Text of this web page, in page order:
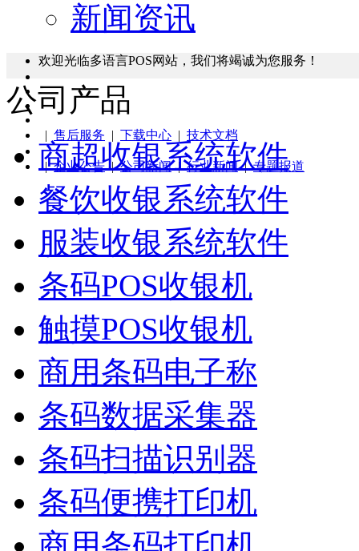
新闻资讯
欢迎光临多语言POS网站，我们将竭诚为您服务！
| 售后服务 | 下载中心 | 技术文档
|企业公告|公司新闻|行业新闻|专题报道
公司产品
商超收银系统软件
餐饮收银系统软件
服装收银系统软件
条码POS收银机
触摸POS收银机
商用条码电子称
条码数据采集器
条码扫描识别器
条码便携打印机